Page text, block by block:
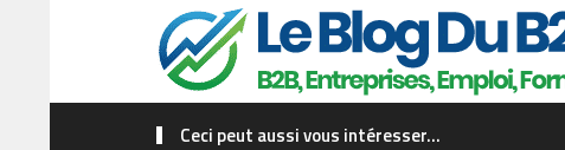
Ceci peut aussi vous intéresser...